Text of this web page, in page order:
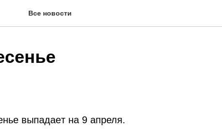
Все новости
выпaдaeт нa 9 апреля.